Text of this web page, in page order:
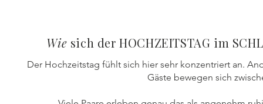
Wie sich der HOCHZEITSTAG im
Der Hochzeitstag fühlt sich hier sehr konzentriert an.
Gäste bewegen sich